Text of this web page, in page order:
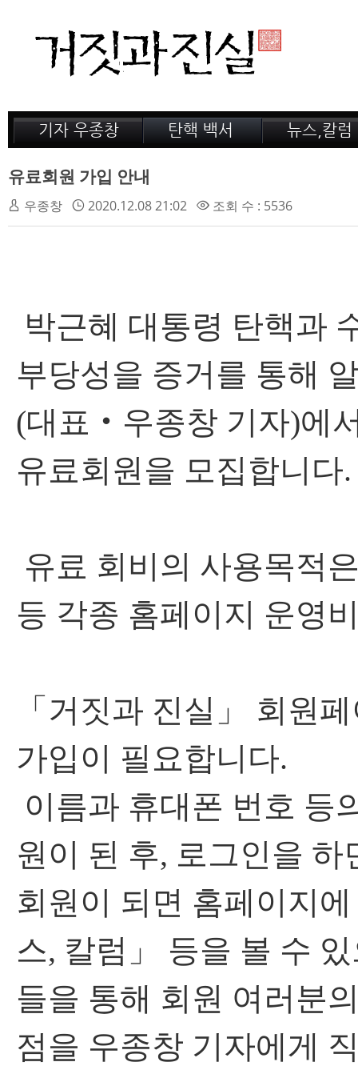
기자 우종창
저서 소개
감옥 이야기
탄핵 백서
거짓의 산
뉴스,칼럼
공지,새소식
유료회원 가입 안내
우종창 2020.12.08 21:02 조회 수 : 5536
박근혜 대통령 탄핵과
부당성을 증거를 통해
(대표‧우종창 기자)에
유료회원을 모집합니다.
유료 회비의 사용목적
등 각종 홈페이지 운영
「거짓과 진실」 회원
가입이 필요합니다.
이름과 휴대폰 번호 등
원이 된 후, 로그인을
회원이 되면 홈페이지
스, 칼럼」 등을 볼 수
들을 통해 회원 여러분
점을 우종창 기자에게